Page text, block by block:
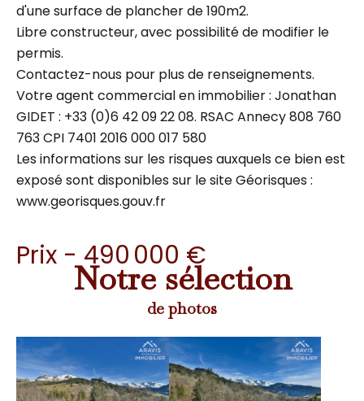
d'une surface de plancher de 190m2.
Libre constructeur, avec possibilité de modifier le
permis.
Contactez-nous pour plus de renseignements.
Votre agent commercial en immobilier : Jonathan
GIDET : +33 (0)6 42 09 22 08. RSAC Annecy 808 760
763 CPI 7401 2016 000 017 580
Les informations sur les risques auxquels ce bien est
exposé sont disponibles sur le site Géorisques :
www.georisques.gouv.fr
Prix - 490 000 €
Notre sélection
de photos